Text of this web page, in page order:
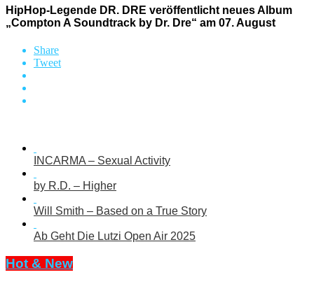
HipHop-Legende DR. DRE veröffentlicht neues Album
„Compton A Soundtrack by Dr. Dre“ am 07. August
Share
Tweet
INCARMA – Sexual Activity
by R.D. – Higher
Will Smith – Based on a True Story
Ab Geht Die Lutzi Open Air 2025
Hot & New